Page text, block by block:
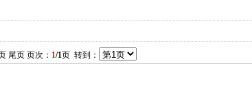
尾页 页次： 1/1页 转到：